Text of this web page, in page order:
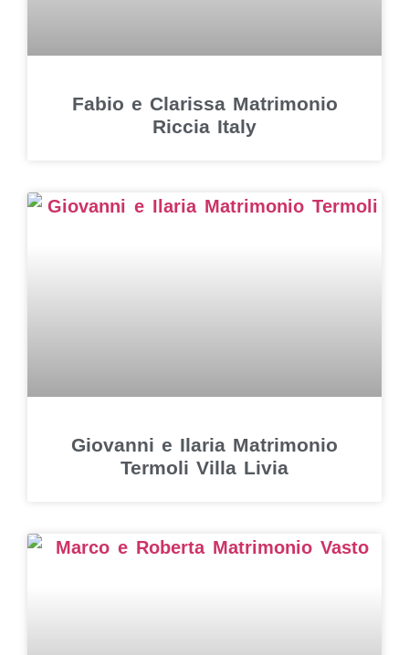
Fabio e Clarissa Matrimonio
Riccia Italy
Giovanni e Ilaria Matrimonio
Termoli Villa Livia